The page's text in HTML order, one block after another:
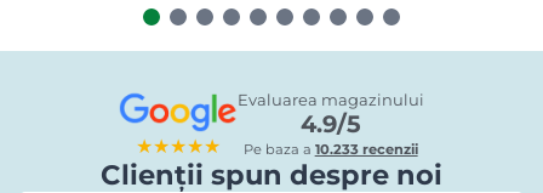
★★★★★
Evaluarea magazinului
4.9/5
Pe baza a 10.233 recenzii
Clienții spun despre noi